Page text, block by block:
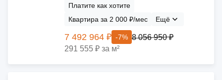
Платите как хотите
Квартира за 2 000 ₽/мес
Ещё
7 492 964 ₽ -7% 8 056 950 ₽
291 555 ₽ за м²